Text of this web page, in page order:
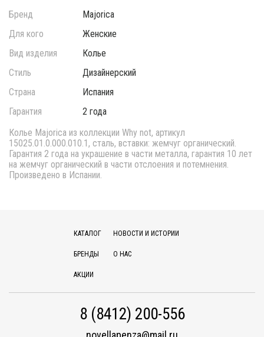
Бренд
Majorica
Для кого
Женские
Вид изделия
Колье
Стиль
Дизайнерский
Страна
Испания
Гарантия
2 года
Колье Majorica из коллекции Why not, артикул
15025.01.0.000.010.1, сталь, вставки: жемчуг органический.
Гарантия 2 года на украшение в части металла, гарантия 10 лет
на жемчуг органический в части отслоения и потемнения.
Произведено в Испании.
КАТАЛОГ
БРЕНДЫ
АКЦИИ
НОВОСТИ И ИСТОРИИ
О НАС
8 (8412) 200-556